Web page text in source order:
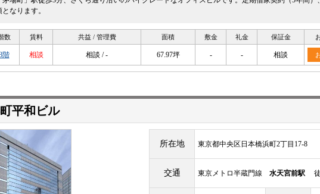
となります。
数 賃料 共益 / 管理費 面積 敷金 礼金 保証金
階 相談 相談 / - 67.97坪 - - 相談
平和ビル
所在地 東京都中央区日本橋浜町2丁目17-8
交通 東京メトロ半蔵門線 水天宮前駅 徒